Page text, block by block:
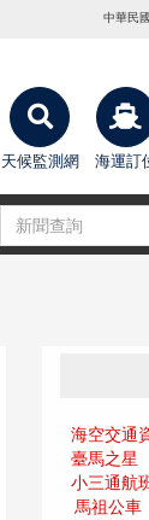
中華民
天候監測網 海運訂
海空交通
臺馬之星
小三通航
馬祖公車